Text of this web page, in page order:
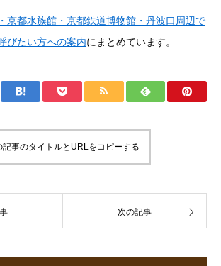
京都水族館・京都鉄道博物館・丹波口周辺で
びたい方への案内にまとめています。
記事のタイトルとURLをコピーする
次の記事